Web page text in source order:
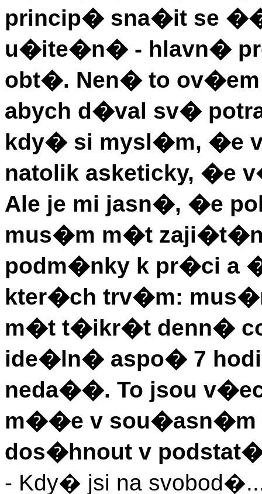
princip� sna�it se
u�ite�n� - hlavn�
obt�. Nen� to
abych d�val sv�
kdy� si mysl�m, �e
natolik asketicky, �e
Ale je mi jasn�, �e
mus�m m�t
podm�nky k pr�ci a
kter�ch trv�m:
m�t t�ikr�t denn�
ide�ln� aspo� 7
neda��. To jsou
m��e v sou�asn�m
dos�hnout v
- Kdy� jsi na